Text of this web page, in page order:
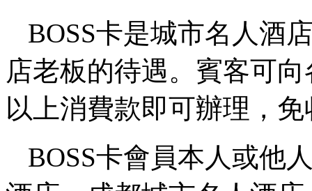
BOSS卡是城市名人酒
店老板的待遇。賓客可
以上消費款即可辦理，
BOSS卡會員本人或他